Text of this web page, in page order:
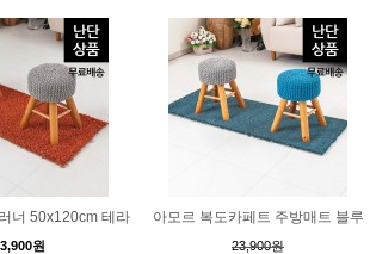
너 50x120cm 테라
원
아모르 복도카페트 주방매트 블루
23,900원